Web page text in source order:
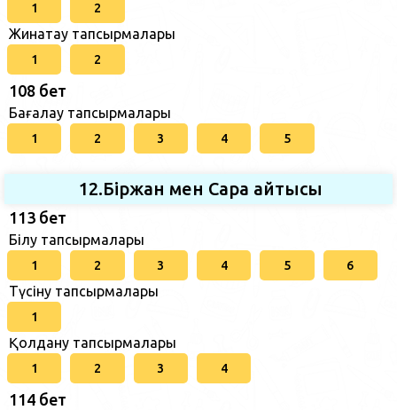
1 2
Жинақтау тапсырмалары
1 2
108 бет
Бағалау тапсырмалары
1 2 3 4 5
12.Біржан мен Сара айтысы
113 бет
Білу тапсырмалары
1 2 3 4 5 6
Түсіну тапсырмалары
1
Қолдану тапсырмалары
1 2 3 4
114 бет